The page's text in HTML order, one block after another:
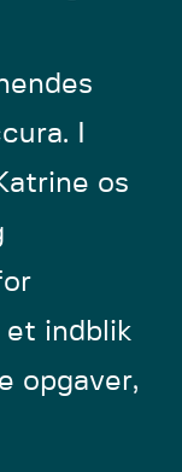
I
os
et indblik
opgaver,